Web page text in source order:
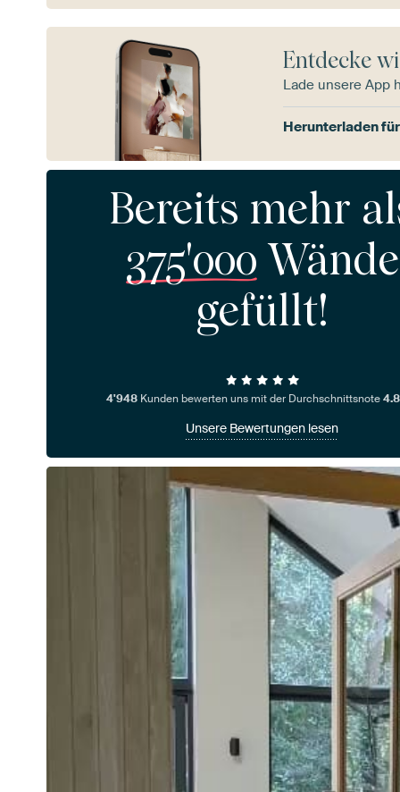
Entdecke
Lade unsere App
Herunterladen für
Bereits mehr
375'000 Wände
gefüllt!
4'948 Kunden bewerten uns mit der Durchschnittsnote
Unsere Bewertungen lesen